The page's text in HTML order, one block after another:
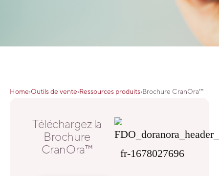
Home›Outils de vente›Ressources produits›Brochure CranOra™
Téléchargez la
Brochure
CranOra™